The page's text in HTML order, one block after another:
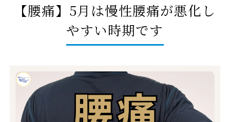
【腰痛】5月は慢性腰痛が悪化し
やすい時期です